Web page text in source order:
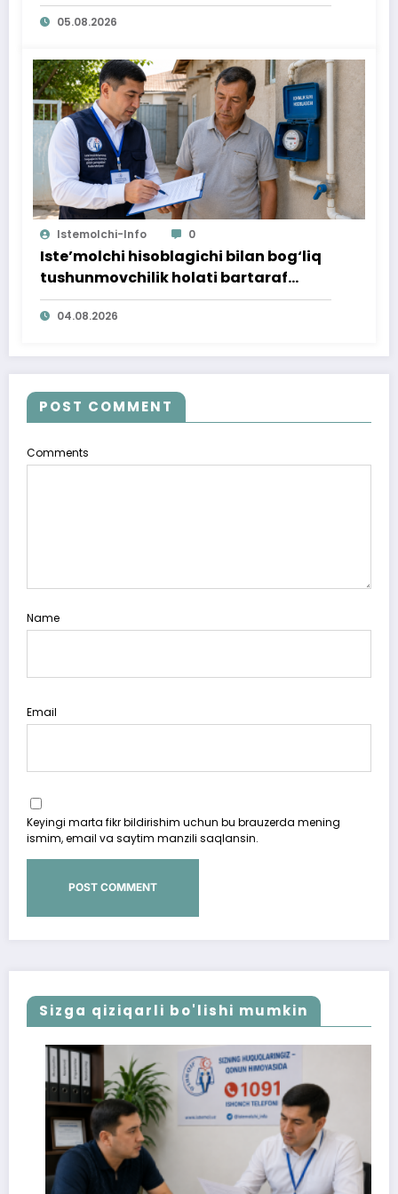
ta’minlab berildi
05.08.2026
Istemolchi-Info 0
Iste’molchi hisoblagichi bilan bog‘liq
tushunmovchilik holati bartaraf
qilindi
04.08.2026
POST COMMENT
Comments
Name
Email
Keyingi marta fikr bildirishim uchun bu brauzerda mening
ismim, email va saytim manzili saqlansin.
Sizga qiziqarli bo'lishi mumkin